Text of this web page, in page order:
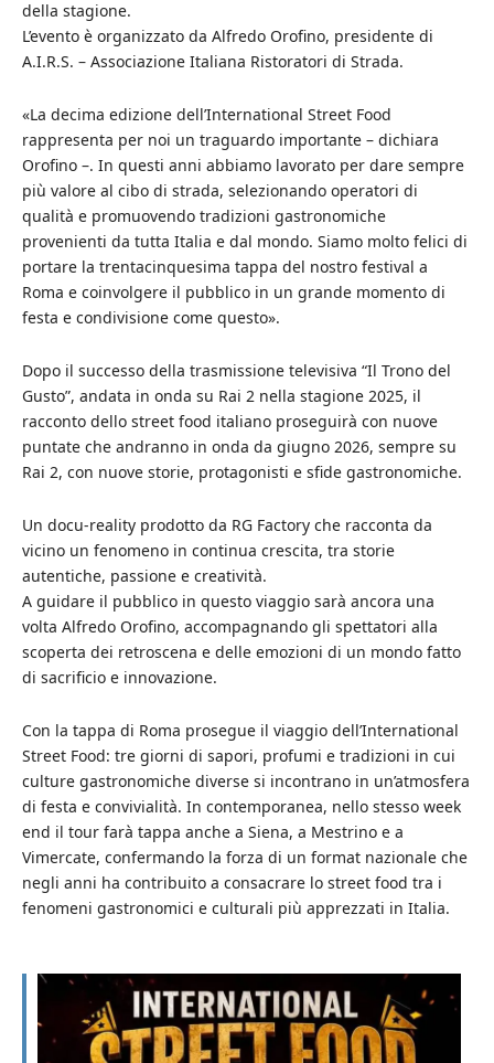
della stagione.
L’evento è organizzato da Alfredo Orofino, presidente di
A.I.R.S. – Associazione Italiana Ristoratori di Strada.
«La decima edizione dell’International Street Food
rappresenta per noi un traguardo importante – dichiara
Orofino –. In questi anni abbiamo lavorato per dare sempre
più valore al cibo di strada, selezionando operatori di
qualità e promuovendo tradizioni gastronomiche
provenienti da tutta Italia e dal mondo. Siamo molto felici di
portare la trentacinquesima tappa del nostro festival a
Roma e coinvolgere il pubblico in un grande momento di
festa e condivisione come questo».
Dopo il successo della trasmissione televisiva “Il Trono del
Gusto”, andata in onda su Rai 2 nella stagione 2025, il
racconto dello street food italiano proseguirà con nuove
puntate che andranno in onda da giugno 2026, sempre su
Rai 2, con nuove storie, protagonisti e sfide gastronomiche.
Un docu-reality prodotto da RG Factory che racconta da
vicino un fenomeno in continua crescita, tra storie
autentiche, passione e creatività.
A guidare il pubblico in questo viaggio sarà ancora una
volta Alfredo Orofino, accompagnando gli spettatori alla
scoperta dei retroscena e delle emozioni di un mondo fatto
di sacrificio e innovazione.
Con la tappa di Roma prosegue il viaggio dell’International
Street Food: tre giorni di sapori, profumi e tradizioni in cui
culture gastronomiche diverse si incontrano in un’atmosfera
di festa e convivialità. In contemporanea, nello stesso week
end il tour farà tappa anche a Siena, a Mestrino e a
Vimercate, confermando la forza di un format nazionale che
negli anni ha contribuito a consacrare lo street food tra i
fenomeni gastronomici e culturali più apprezzati in Italia.